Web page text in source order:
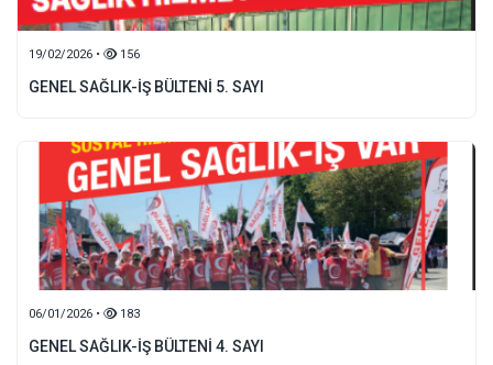
19/02/2026 • 156
GENEL SAĞLIK-İŞ BÜLTENİ 5. SAYI
06/01/2026 • 183
GENEL SAĞLIK-İŞ BÜLTENİ 4. SAYI